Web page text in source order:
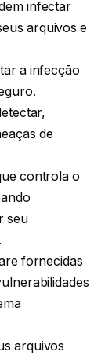
infectar
arquivos e
a infecção
de
controla o
seu
fornecidas
arquivos